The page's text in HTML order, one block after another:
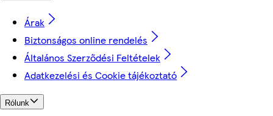
Árak
Biztonságos online rendelés
Általános Szerződési Feltételek
Adatkezelési és Cookie tájékoztató
Rólunk